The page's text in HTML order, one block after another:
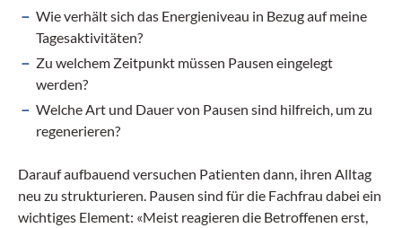
Wie verhält sich das Energieniveau in Bezug auf meine
Tagesaktivitäten?
Zu welchem Zeitpunkt müssen Pausen eingelegt
werden?
Welche Art und Dauer von Pausen sind hilfreich, um zu
regenerieren?
Darauf aufbauend versuchen Patienten dann, ihren Alltag
neu zu strukturieren. Pausen sind für die Fachfrau dabei ein
wichtiges Element: «Meist reagieren die Betroffenen erst,